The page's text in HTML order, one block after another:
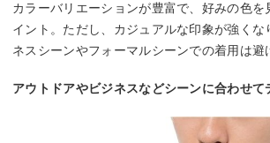
カラーバリエーションが豊富で、好みの色を
イント。ただし、カジュアルな印象が強くな
ネスシーンやフォーマルシーンでの着用は避
アウトドアやビジネスなどシーンに合わせて